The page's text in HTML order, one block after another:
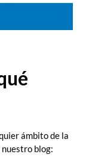
ámbito de la
blog: